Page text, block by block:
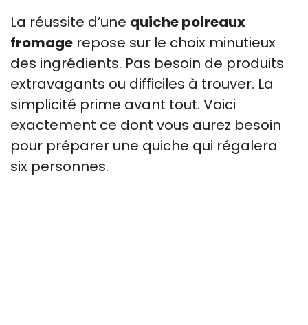
La réussite d’une quiche poireaux
fromage repose sur le choix minutieux
des ingrédients. Pas besoin de produits
extravagants ou difficiles à trouver. La
simplicité prime avant tout. Voici
exactement ce dont vous aurez besoin
pour préparer une quiche qui régalera
six personnes.